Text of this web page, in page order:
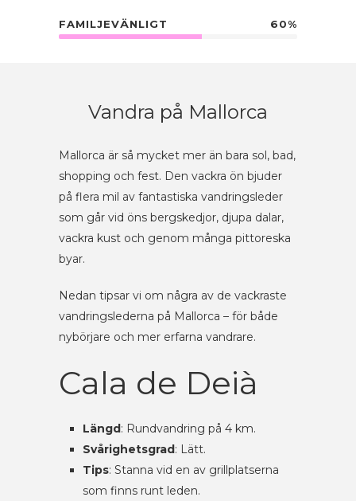
FAMILJEVÄNLIGT 60%
Vandra på Mallorca
Mallorca är så mycket mer än bara sol, bad,
shopping och fest. Den vackra ön bjuder
på flera mil av fantastiska vandringsleder
som går vid öns bergskedjor, djupa dalar,
vackra kust och genom många pittoreska
byar.
Nedan tipsar vi om några av de vackraste
vandringslederna på Mallorca – för både
nybörjare och mer erfarna vandrare.
Cala de Deià
Längd: Rundvandring på 4 km.
Svårighetsgrad: Lätt.
Tips: Stanna vid en av grillplatserna
som finns runt leden.